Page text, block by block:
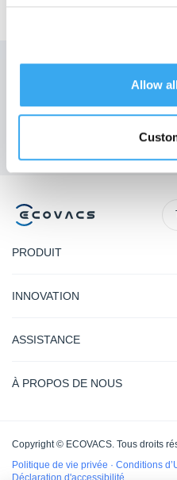
Allow
Obtenez les
PRODUIT
INNOVATION
ASSISTANCE
À PROPOS DE NOUS
Copyright © ECOVACS. Tous droits
Politique de vie privée · Conditions
Déclaration d'accessibilité